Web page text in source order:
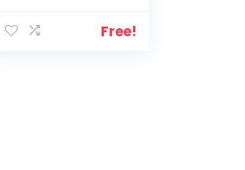
m, portata
Free!